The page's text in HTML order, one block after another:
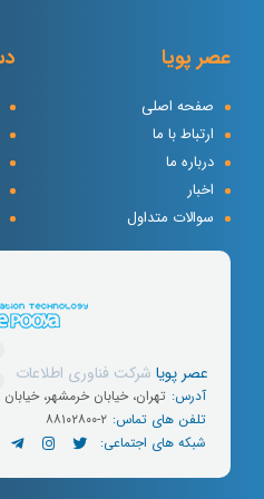
عصر پویا
صفحه اصلی
ارتباط با ما
درباره ما
اخبار
سوالات متداول
عصر پویا شرکت فناوری اطلاعات
آدرس: تهران، خیابان خرمشهر، خیابان
تلفن های تماس: ۸۸۱۰۲۸۰۰-۲
شبکه های اجتماعی: